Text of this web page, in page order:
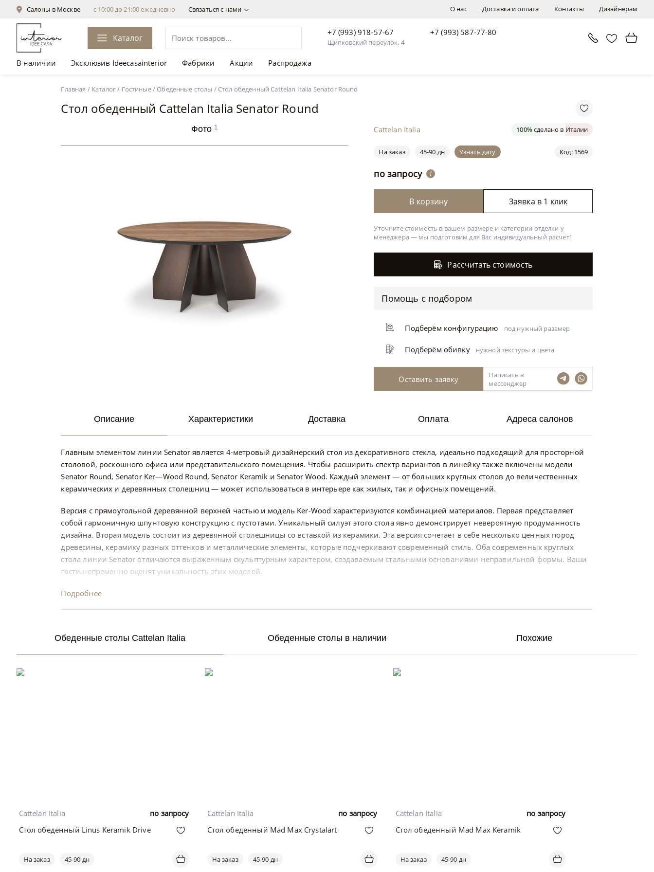
О нас Доставка и оплата Контакты Дизайнерам
Салоны в Москве с 10:00 до 21:00 ежедневно Связаться с нами
Каталог
+7 (993) 918-57-67
Щипковский переулок, 4
+7 (993) 587-77-80
В наличии Эксклюзив Ideecasainterior Фабрики Акции Распродажа
Главная / Каталог/ Гостиные/ Обеденные столы / Стол обеденный Cattelan Italia Senator Round
Стол обеденный Cattelan Italia Senator Round
Фото 1 Cattelan Italia 100% сделано в Италии
Код: 1569
На заказ 45-90 дн Узнать дату
по запросу i
В корзину Заявка в 1 клик
Уточните стоимость в вашем размере и категории отделки у
менеджера — мы подготовим для Вас индивидуальный расчет!
Рассчитать стоимость
Помощь с подбором
Подберём конфигурацию под нужный разамер
Подберём обивку нужной текстуры и цвета
Оставить заявку
Написать в
мессенджер
Описание
Главным элементом линии Senator является 4-метровый дизайнерский стол из декоративного стекла, идеально подходящий для просторной
столовой, роскошного офиса или представительского помещения. Чтобы расширить спектр вариантов в линейку также включены модели
Senator Round, Senator Ker—Wood Round, Senator Keramik и Senator Wood. Каждый элемент — от больших круглых столов до величественных
керамических и деревянных столешниц — может использоваться в интерьере как жилых, так и офисных помещений.
Версия с прямоугольной деревянной верхней частью и модель Ker-Wood характеризуются комбинацией материалов. Первая представляет
собой гармоничную шпунтовую конструкцию с пустотами. Уникальный силуэт этого стола явно демонстрирует невероятную продуманность
дизайна. Вторая модель состоит из деревянной столешницы со вставкой из керамики. Эта версия сочетает в себе несколько ценных пород
древесины, керамику разных оттенков и металлические элементы, которые подчеркивают современный стиль. Оба современных круглых
стола линии Senator отличаются выраженным скульптурным характером, создаваемым стальными основаниями неправильной формы. Ваши
гости непременно оценят уникальность этих моделей.
Подробнее
Характеристики Доставка Оплата Адреса салонов
Обеденные столы Cattelan Italia
по запросу
Cattelan Italia
Стол обеденный Linus Keramik Drive
На заказ 45-90 дн
по запросу
Cattelan Italia
Стол обеденный Mad Max Crystalart
На заказ 45-90 дн
по запросу
Cattelan Italia
Стол обеденный Mad Max Keramik
На заказ 45-90 дн
Обеденные столы в наличии Похожие